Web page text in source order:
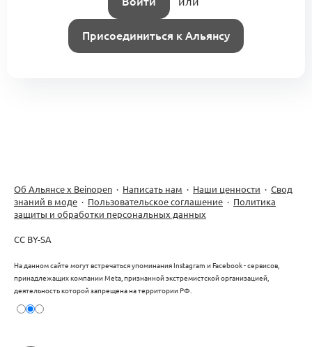
Присоединиться к Альянсу
Об Альянсе х Beinopen · Написать нам · Наши ценности · Свод
знаний в моде · Пользовательское соглашение · Политика
защиты и обработки персональных данных
CC BY-SA
На данном сайте могут встречаться упоминания Instagram и Facebook - сервисов,
принадлежащих компании Meta, признанной экстремистской организацией,
деятельность которой запрещена на территории РФ.